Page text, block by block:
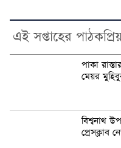
এই সপ্তাহের
পাকা
মেয়র
বিশ্বনাথ
প্রেসক্লাব